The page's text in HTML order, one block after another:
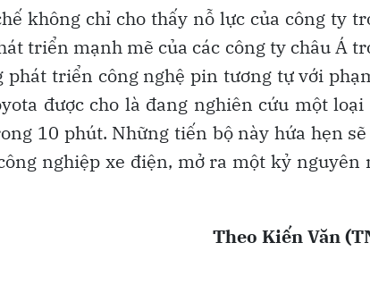
không chỉ cho thấy nỗ lực của công ty
triển mạnh mẽ của các công ty châu Á
phát triển công nghệ pin tương tự với
được cho là đang nghiên cứu một
10 phút. Những tiến bộ này hứa hẹn
nghiệp xe điện, mở ra một kỷ nguyên
Theo Kiến Văn